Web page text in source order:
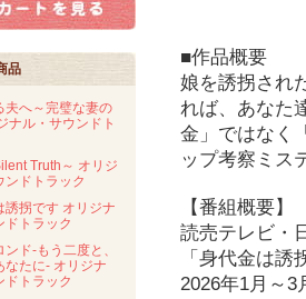
品
夫へ～完璧な妻の
ナル・サウンドト
Truth～ オリジ
ンドトラック
誘拐です オリジナ
ドトラック
ンド-もう二度と、
なたに- オリジナ
ドトラック
■作品概要
娘を誘拐され
れば、あなた
金」ではなく
ップ考察ミス
【番組概要】
読売テレビ・
「身代金は誘
2026年1月～3